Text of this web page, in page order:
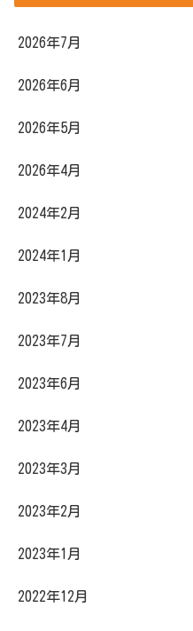
2026年7月
2026年6月
2026年5月
2026年4月
2024年2月
2024年1月
2023年8月
2023年7月
2023年6月
2023年4月
2023年3月
2023年2月
2023年1月
2022年12月